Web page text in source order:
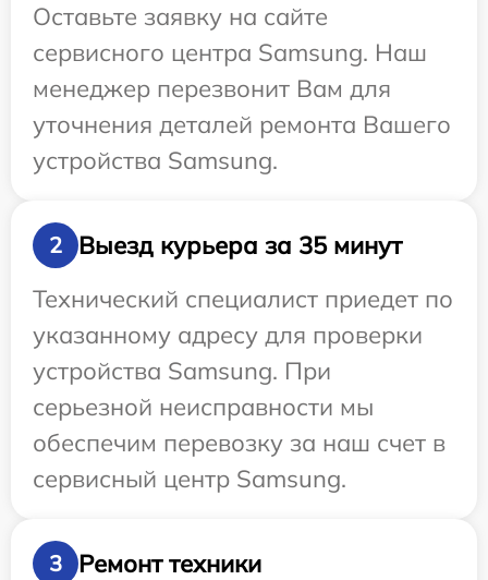
Оставьте заявку на сайте
сервисного центра Samsung. Наш
менеджер перезвонит Вам для
уточнения деталей ремонта Вашего
устройства Samsung.
2
Выезд курьера за 35 минут
Технический специалист приедет по
указанному адресу для проверки
устройства Samsung. При
серьезной неисправности мы
обеспечим перевозку за наш счет в
сервисный центр Samsung.
3
Ремонт техники